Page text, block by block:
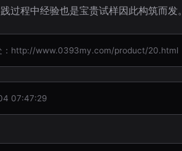
过程中经验也是宝贵试样因此构筑而发。
：http://www.0393my.com/product/20.html
07:47:29